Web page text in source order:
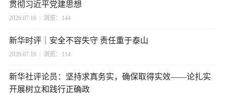
贯彻习近平党建思想
2026.07.16 浏览：144
新华时评｜安全不容失守 责任重于泰山
2026.07.16 浏览：114
新华社评论员：坚持求真务实，确保取得实效——论扎实
开展树立和践行正确政